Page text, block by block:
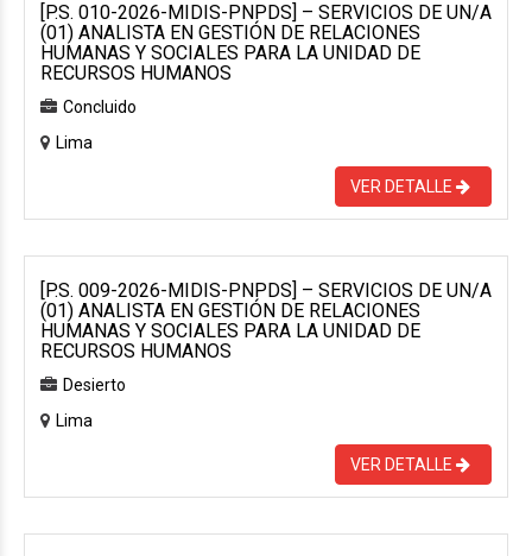
[P.S. 010-2026-MIDIS-PNPDS] – SERVICIOS DE UN/A
(01) ANALISTA EN GESTIÓN DE RELACIONES
HUMANAS Y SOCIALES PARA LA UNIDAD DE
RECURSOS HUMANOS
Concluido
Lima
VER DETALLE
[P.S. 009-2026-MIDIS-PNPDS] – SERVICIOS DE UN/A
(01) ANALISTA EN GESTIÓN DE RELACIONES
HUMANAS Y SOCIALES PARA LA UNIDAD DE
RECURSOS HUMANOS
Desierto
Lima
VER DETALLE